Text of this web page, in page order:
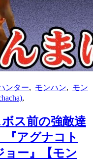
ンター モンハン
モン
ボス前の強敵達
『アグナコト
ョー』【モン